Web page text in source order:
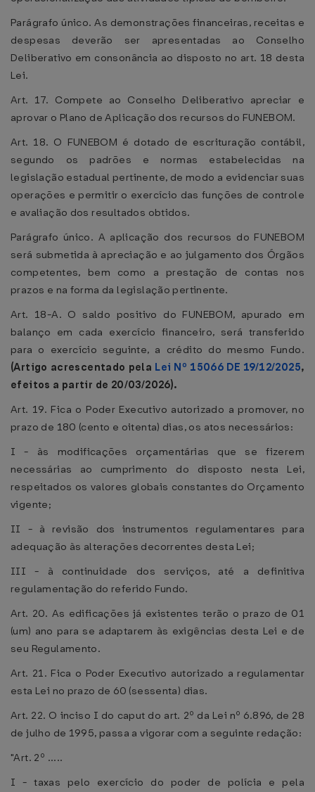
Parágrafo único. As demonstrações financeiras, receitas e
despesas deverão ser apresentadas ao Conselho
Deliberativo em consonância ao disposto no art. 18 desta
Lei.
Art. 17. Compete ao Conselho Deliberativo apreciar e
aprovar o Plano de Aplicação dos recursos do FUNEBOM.
Art. 18. O FUNEBOM é dotado de escrituração contábil,
segundo os padrões e normas estabelecidas na
legislação estadual pertinente, de modo a evidenciar suas
operações e permitir o exercício das funções de controle
e avaliação dos resultados obtidos.
Parágrafo único. A aplicação dos recursos do FUNEBOM
será submetida à apreciação e ao julgamento dos Órgãos
competentes, bem como a prestação de contas nos
prazos e na forma da legislação pertinente.
Art. 18-A. O saldo positivo do FUNEBOM, apurado em
balanço em cada exercício financeiro, será transferido
para o exercício seguinte, a crédito do mesmo Fundo.
(Artigo acrescentado pela Lei Nº 15066 DE 19/12/2025,
efeitos a partir de 20/03/2026).
Art. 19. Fica o Poder Executivo autorizado a promover, no
prazo de 180 (cento e oitenta) dias, os atos necessários:
I - às modificações orçamentárias que se fizerem
necessárias ao cumprimento do disposto nesta Lei,
respeitados os valores globais constantes do Orçamento
vigente;
II - à revisão dos instrumentos regulamentares para
adequação às alterações decorrentes desta Lei;
III - à continuidade dos serviços, até a definitiva
regulamentação do referido Fundo.
Art. 20. As edificações já existentes terão o prazo de 01
(um) ano para se adaptarem às exigências desta Lei e de
seu Regulamento.
Art. 21. Fica o Poder Executivo autorizado a regulamentar
esta Lei no prazo de 60 (sessenta) dias.
Art. 22. O inciso I do caput do art. 2º da Lei nº 6.896, de 28
de julho de 1995, passa a vigorar com a seguinte redação:
"Art. 2º .....
I - taxas pelo exercício do poder de polícia e pela